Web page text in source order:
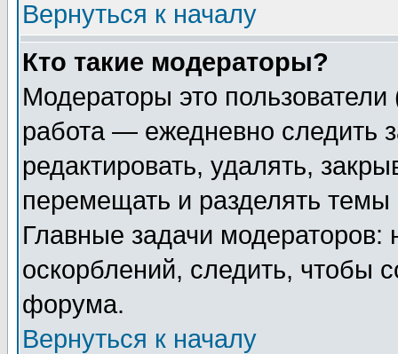
Вернуться к началу
Кто такие модераторы?
Модераторы это
работа — ежедневно следить
редактировать, удалять,
перемещать и разделять
Главные задачи
оскорблений, следить, чтобы
форума.
Вернуться к началу